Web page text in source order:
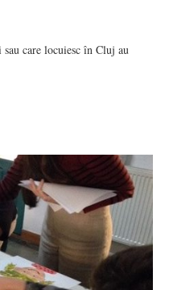
care locuiesc în Cluj au